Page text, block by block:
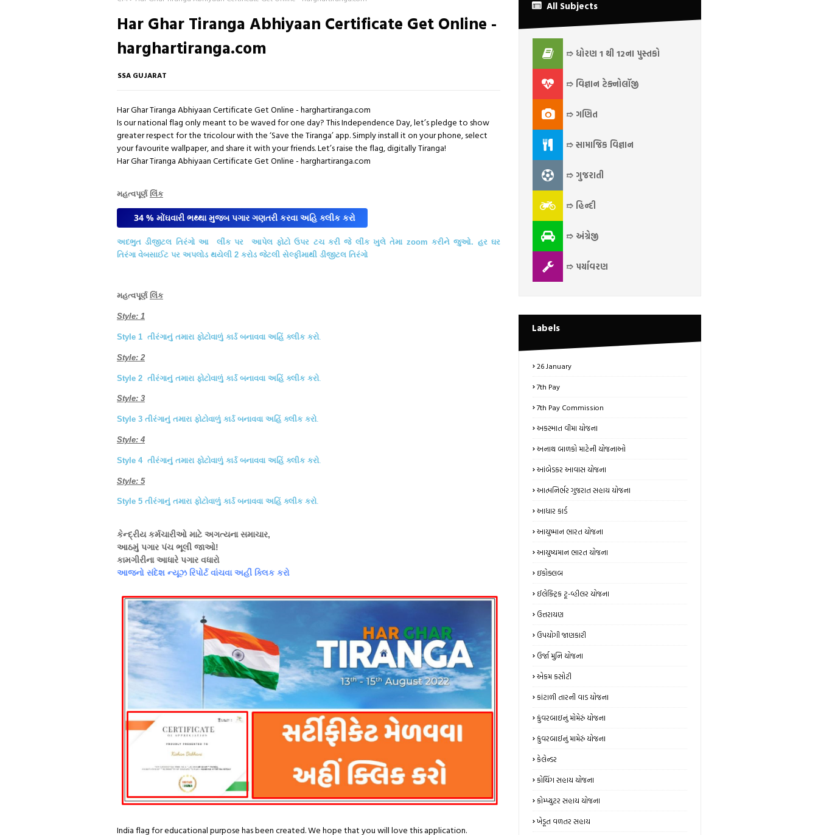
Har Ghar Tiranga Abhiyaan Certificate Get Online -
harghartiranga.com
SSA GUJARAT
Har Ghar Tiranga Abhiyaan Certificate Get Online - harghartiranga.com
Is our national flag only meant to be waved for one day? This Independence Day, let’s pledge to show
greater respect for the tricolour with the ‘Save the Tiranga’ app. Simply install it on your phone, select
your favourite wallpaper, and share it with your friends. Let’s raise the flag, digitally Tiranga!
Har Ghar Tiranga Abhiyaan Certificate Get Online - harghartiranga.com
મહત્વપૂર્ણ લિંક
34 % મોંઘવારી ભથ્થા મુજબ પગાર ગણતરી કરવા અહિ ક્લીક કરો
અદભુત ડીજીટલ તિરંગોઆ લીંક પર આપેલ ફોટોઉપર ટચકરી જે લીંકખુલે તેમા zoom કરીનેજુઓ. હર ઘર
તિરંગા વેબસાઈટ પર અપલોડ થયેલી 2 કરોડ જેટલી સેલ્ફીમાથી ડીજીટલ તિરંગો
મહત્વપૂર્ણ લિંક
Style: 1
Style 1 તીરંગાનું તમારા ફોટોવાળું કાર્ડ બનાવવા અહિં ક્લીકકરો.
Style: 2
Style 2 તીરંગાનું તમારા ફોટોવાળું કાર્ડ બનાવવા અહિં ક્લીકકરો.
Style: 3
Style 3 તીરંગાનું તમારા ફોટોવાળું કાર્ડ બનાવવા અહિં ક્લીકકરો.
Style: 4
Style 4 તીરંગાનું તમારા ફોટોવાળું કાર્ડ બનાવવા અહિં ક્લીકકરો.
Style: 5
Style 5 તીરંગાનું તમારા ફોટોવાળું કાર્ડ બનાવવા અહિં ક્લીકકરો.
કેન્દ્રીય કર્મચારીઓ માટે અગત્યના સમાચાર,
આઠમું પગાર પંચ ભૂલી જાઓ!
કામગીરીના આધારે પગાર વધારો
આજનો સંદેશ ન્યૂઝ રિપોર્ટ વાંચવા અહીં ક્લિક કરો
India flag for educational purpose has been created. We hope that you will love this application.
All Subjects
➱ ધોરણ 1 થી 12ના પુસ્તકો
➱ વિજ્ઞાન ટેક્નોલૉજી
➱ ગણિત
➱ સામાજિક વિજ્ઞાન
➱ ગુજરાતી
➱ હિન્દી
➱ અંગ્રેજી
➱ પર્યાવરણ
Labels
26 January
7th Pay
7th Pay Commission
અકસ્માત વીમા યોજના
અનાથ બાળકો માટેની યોજનાઓ
આંબેડકર આવાસ યોજના
આત્મનિર્ભર ગુજરાત સહાય યોજના
આધાર કાર્ડ
આયુષ્માન ભારત યોજના
આયુષ્યમાન ભારત યોજના
ઇકોક્લબ
ઈલેક્ટ્રિક ટૂ-વ્હીલર યોજના
ઉત્તરાયણ
ઉપયોગી જાણકારી
ઉર્જા મુનિ યોજના
એકમ કસોટી
કાંટાળી તારની વાડ યોજના
કુંવરબાઇનું મોમેરું યોજના
કુંવરબાઈનું મામેરું યોજના
કેલેન્ડર
કોચિંગ સહાય યોજના
કોમ્પ્યુટર સહાય યોજના
ખેડૂત વળતર સહાય